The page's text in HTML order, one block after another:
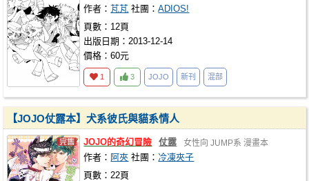
作者：芃芃 社團：ADIOS!
頁數：12頁
出版日期：2013-12-14
價格：60元
1 3 JOJO 新刊 混部
【JOJO仗露本】犬系彼氏與貓系情人
JOJO的奇幻冒險 仗露 女性向 JUMP系 漫畫本
作者： 阿夾 社團： 冷凍夾子
頁數：22頁